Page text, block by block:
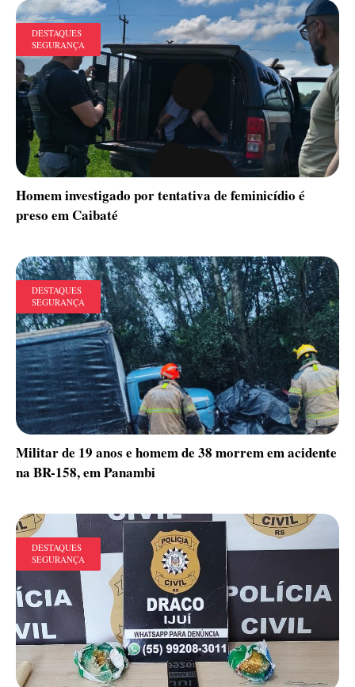
DESTAQUES
SEGURANÇA
Homem investigado por tentativa de feminicídio é
preso em Caibaté
DESTAQUES
SEGURANÇA
Militar de 19 anos e homem de 38 morrem em acidente
na BR-158, em Panambi
DESTAQUES
SEGURANÇA